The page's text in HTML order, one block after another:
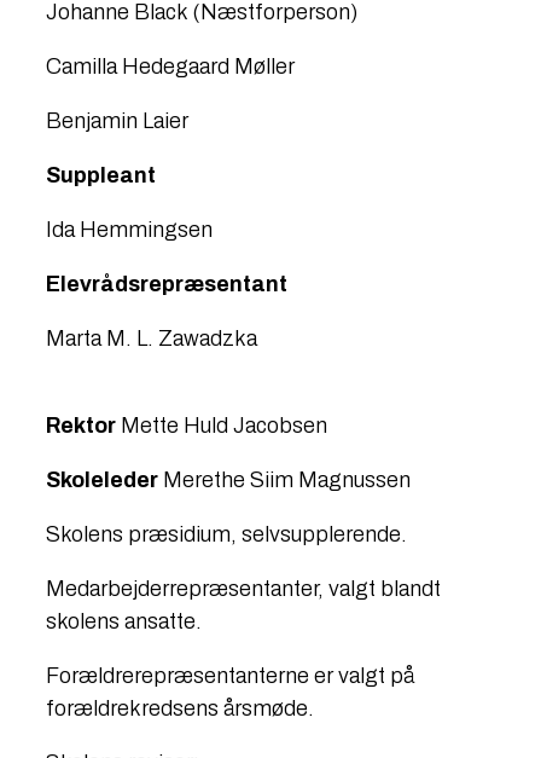
Johanne Black​ (Næstforperson)
Camilla Hedegaard Møller
Benjamin Laier​
Suppleant
Ida Hemmingsen​
Elevrådsrepræsentant
Marta M. L. Zawadzka
Rektor Mette Huld Jacobsen​
Skoleleder Merethe Siim Magnussen​
Skolens præsidium, selvsupplerende.
Medarbejderrepræsentanter, valgt blandt
skolens ansatte.
Forældrerepræsentanterne er valgt på
forældrekredsens årsmøde.​